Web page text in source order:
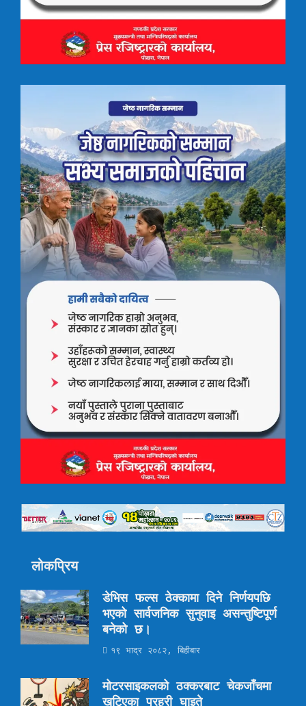
लोकप्रिय
डेभिस फल्स ठेक्कामा दिने निर्णयपछि
भएको सार्वजनिक सुनुवाइ असन्तुष्टिपूर्ण
बनेको छ।
१९ भाद्र २०८२, बिहीबार
मोटरसाइकलको ठक्करबाट चेकजाँचमा
खटिएका प्रहरी घाइते